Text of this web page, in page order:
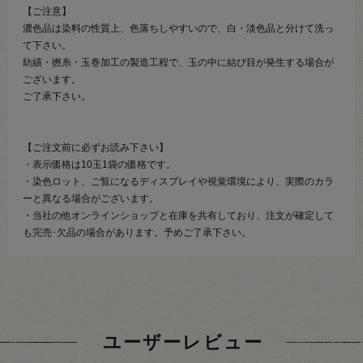
【ご注意】
濃色品は染料の性質上、色落ちしやすいので、白・淡色品と分けて洗っ
て下さい。
紡績・撚糸・玉巻加工の製造工程で、玉の中に結び目が発生する場合が
ございます。
ご了承下さい。
【ご注文前に必ずお読み下さい】
・表示価格は10玉1袋の価格です。
・染色ロット、ご覧になるディスプレイや視覚環境により、実際のカラ
ーと異なる場合がございます。
・当社の他オンラインショップと在庫を共有しており、注文が確定して
も完売･欠品の場合があります。予めご了承下さい。
ユーザーレビュー